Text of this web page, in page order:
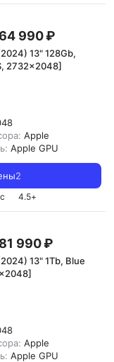
990 ₽
13" 128Gb,
2732x2048]
Apple
Apple GPU
2
4.5+
990 ₽
13" 1Tb, Blue
Apple
Apple GPU